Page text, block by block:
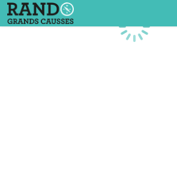
Chargement